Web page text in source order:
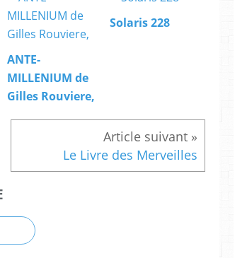
ANTE-
MILLENIUM de
Gilles Rouviere,
Solaris 228
Le Livre des Merveilles